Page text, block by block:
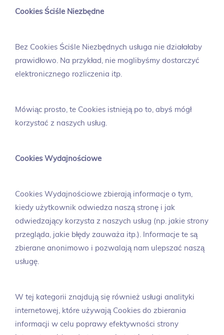
Cookies Ściśle Niezbędne
Bez Cookies Ściśle Niezbędnych usługa nie działałaby
prawidłowo. Na przykład, nie moglibyśmy dostarczyć
elektronicznego rozliczenia itp.
Mówiąc prosto, te Cookies istnieją po to, abyś mógł
korzystać z naszych usług.
Cookies Wydajnościowe
Cookies Wydajnościowe zbierają informacje o tym,
kiedy użytkownik odwiedza naszą stronę i jak
odwiedzający korzysta z naszych usług (np. jakie strony
przegląda, jakie błędy zauważa itp.). Informacje te są
zbierane anonimowo i pozwalają nam ulepszać naszą
usługę.
W tej kategorii znajdują się również usługi analityki
internetowej, które używają Cookies do zbierania
informacji w celu poprawy efektywności strony